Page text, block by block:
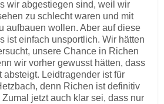
wir abgestiegen sind, weil wir
zu schlecht waren und mit
aufbauen wollen. Aber auf diese
ist einfach unsportlich. Wir hätten
unsere Chance in Richen
wir vorher gewusst hätten, dass
absteigt. Leidtragender ist für
denn Richen ist definitiv
Zumal jetzt auch klar sei, dass nur